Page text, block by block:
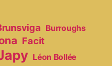
Burroughs
Facit
Léon Bollée